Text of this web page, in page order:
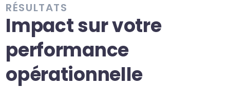
RÉSULTATS
Impact sur votre
performance
opérationnelle